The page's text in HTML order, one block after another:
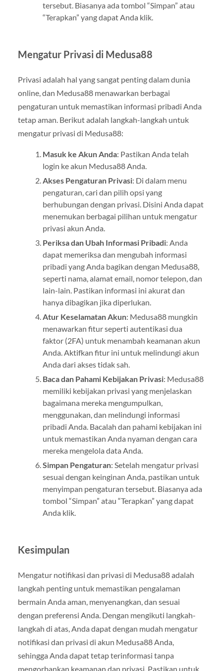
tersebut. Biasanya ada tombol “Simpan” atau
“Terapkan” yang dapat Anda klik.
Mengatur Privasi di Medusa88
Privasi adalah hal yang sangat penting dalam dunia
online, dan Medusa88 menawarkan berbagai
pengaturan untuk memastikan informasi pribadi Anda
tetap aman. Berikut adalah langkah-langkah untuk
mengatur privasi di Medusa88:
Masuk ke Akun Anda: Pastikan Anda telah
login ke akun Medusa88 Anda.
Akses Pengaturan Privasi: Di dalam menu
pengaturan, cari dan pilih opsi yang
berhubungan dengan privasi. Disini Anda dapat
menemukan berbagai pilihan untuk mengatur
privasi akun Anda.
Periksa dan Ubah Informasi Pribadi: Anda
dapat memeriksa dan mengubah informasi
pribadi yang Anda bagikan dengan Medusa88,
seperti nama, alamat email, nomor telepon, dan
lain-lain. Pastikan informasi ini akurat dan
hanya dibagikan jika diperlukan.
Atur Keselamatan Akun: Medusa88 mungkin
menawarkan fitur seperti autentikasi dua
faktor (2FA) untuk menambah keamanan akun
Anda. Aktifkan fitur ini untuk melindungi akun
Anda dari akses tidak sah.
Baca dan Pahami Kebijakan Privasi: Medusa88
memiliki kebijakan privasi yang menjelaskan
bagaimana mereka mengumpulkan,
menggunakan, dan melindungi informasi
pribadi Anda. Bacalah dan pahami kebijakan ini
untuk memastikan Anda nyaman dengan cara
mereka mengelola data Anda.
Simpan Pengaturan: Setelah mengatur privasi
sesuai dengan keinginan Anda, pastikan untuk
menyimpan pengaturan tersebut. Biasanya ada
tombol “Simpan” atau “Terapkan” yang dapat
Anda klik.
Kesimpulan
Mengatur notifikasi dan privasi di Medusa88 adalah
langkah penting untuk memastikan pengalaman
bermain Anda aman, menyenangkan, dan sesuai
dengan preferensi Anda. Dengan mengikuti langkah-
langkah di atas, Anda dapat dengan mudah mengatur
notifikasi dan privasi di akun Medusa88 Anda,
sehingga Anda dapat tetap terinformasi tanpa
mengorbankan keamanan dan privasi. Pastikan untuk